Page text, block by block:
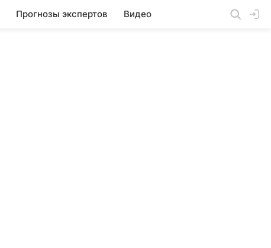
Прогнозы экспертов Видео